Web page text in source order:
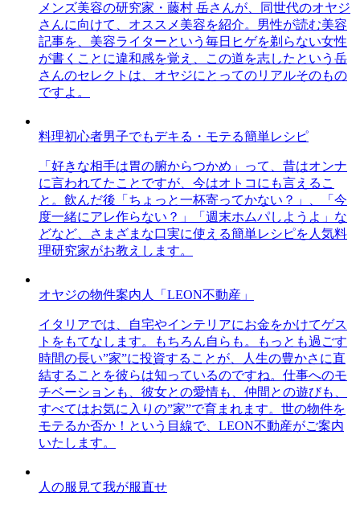
メンズ美容の研究家・藤村 岳さんが、同世代のオヤジ
さんに向けて、オススメ美容を紹介。男性が読む美容
記事を、美容ライターという毎日ヒゲを剃らない女性
が書くことに違和感を覚え、この道を志したという岳
さんのセレクトは、オヤジにとってのリアルそのもの
ですよ。
料理初心者男子でもデキる・モテる簡単レシピ
「好きな相手は胃の腑からつかめ」って、昔はオンナ
に言われてたことですが、今はオトコにも言えるこ
と。飲んだ後「ちょっと一杯寄ってかない？」、「今
度一緒にアレ作らない？」「週末ホムパしようよ」な
どなど、さまざまな口実に使える簡単レシピを人気料
理研究家がお教えします。
オヤジの物件案内人「LEON不動産」
イタリアでは、自宅やインテリアにお金をかけてゲス
トをもてなします。もちろん自らも。もっとも過ごす
時間の長い”家”に投資することが、人生の豊かさに直
結することを彼らは知っているのですね。仕事へのモ
チベーションも、彼女との愛情も、仲間との遊びも、
すべてはお気に入りの”家”で育まれます。世の物件を
モテるか否か！という目線で、LEON不動産がご案内
いたします。
人の服見て我が服直せ